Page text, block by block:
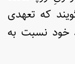
که تعهدی
خود نسبت به